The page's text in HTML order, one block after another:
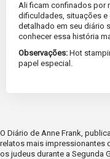
Ali ficam confinados por
dificuldades, situações
detalhado em seu diário
conhecer essa história
Observações: Hot
papel especial.
O Diário de Anne Frank,
relatos mais impressionantes
os judeus durante a Segunda